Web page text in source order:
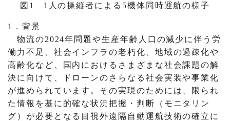
図1 1人の操縦者による5機体同時運航の様子
1．背景
物流の2024年問題や生産年齢人口の減少に伴う労
働力不足、社会インフラの老朽化、地域の過疎化や
高齢化など、国内におけるさまざまな社会課題の解
決に向けて、ドローンのさらなる社会実装や事業化
が進められています。その実現のためには、限られ
た情報を基に的確な状況把握・判断（モニタリン
グ）が必要となる目視外遠隔自動運航技術の確立に